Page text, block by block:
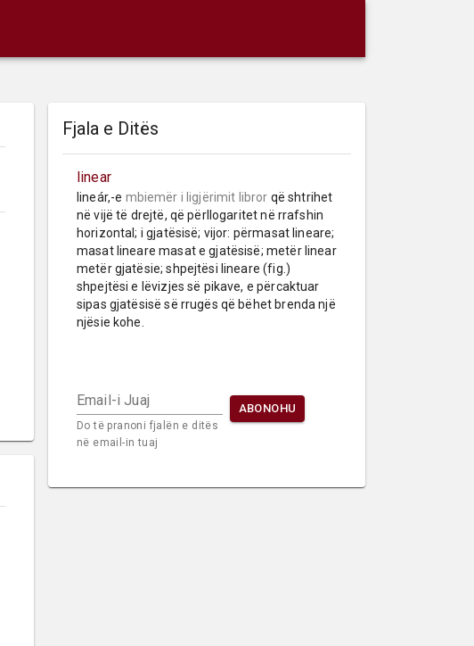
Fjala e Ditës
linear
lineár,-e mbiemër i ligjërimit libror që shtrihet
në vijë të drejtë, që përllogaritet në rrafshin
horizontal; i gjatësisë; vijor: përmasat lineare;
masat lineare masat e gjatësisë; metër linear
metër gjatësie; shpejtësi lineare (fig.)
shpejtësi e lëvizjes së pikave, e përcaktuar
sipas gjatësisë së rrugës që bëhet brenda një
njësie kohe.
Email-i Juaj
Do të pranoni fjalën e ditës
në email-in tuaj
ABONOHU